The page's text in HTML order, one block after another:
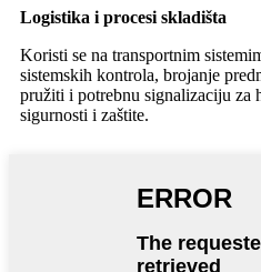
Logistika i procesi skladišta
Koristi se na transportnim
sistemskih kontrola, brojanje
pružiti i potrebnu signalizaciju za
sigurnosti i zaštite.